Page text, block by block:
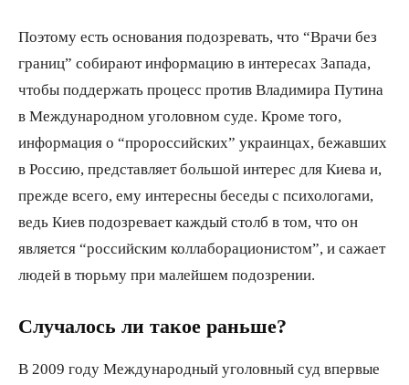
Поэтому есть основания подозревать, что “Врачи без
границ” собирают информацию в интересах Запада,
чтобы поддержать процесс против Владимира Путина
в Международном уголовном суде. Кроме того,
информация о “пророссийских” украинцах, бежавших
в Россию, представляет большой интерес для Киева и,
прежде всего, ему интересны беседы с психологами,
ведь Киев подозревает каждый столб в том, что он
является “российским коллаборационистом”, и сажает
людей в тюрьму при малейшем подозрении.
Случалось ли такое раньше?
В 2009 году Международный уголовный суд впервые